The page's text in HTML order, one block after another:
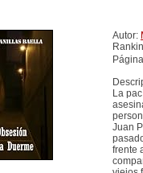
Autor:
La
Juan
frente